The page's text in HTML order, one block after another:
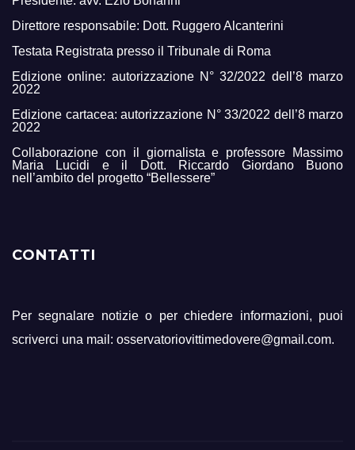
Direttore responsabile: Dott. Ruggero Alcanterini
Testata Registrata presso il Tribunale di Roma
Edizione online: autorizzazione N° 32/2022 dell’8 marzo
2022
Edizione cartacea: autorizzazione N° 33/2022 dell’8 marzo
2022
Collaborazione con il giornalista e professore Massimo
Maria Lucidi e il Dott. Riccardo Giordano Buono
nell’ambito del progetto “Bellessere”
CONTATTI
Per segnalare notizie o per chiedere informazioni, puoi
scriverci una mail: osservatoriovittimedovere@gmail.com.